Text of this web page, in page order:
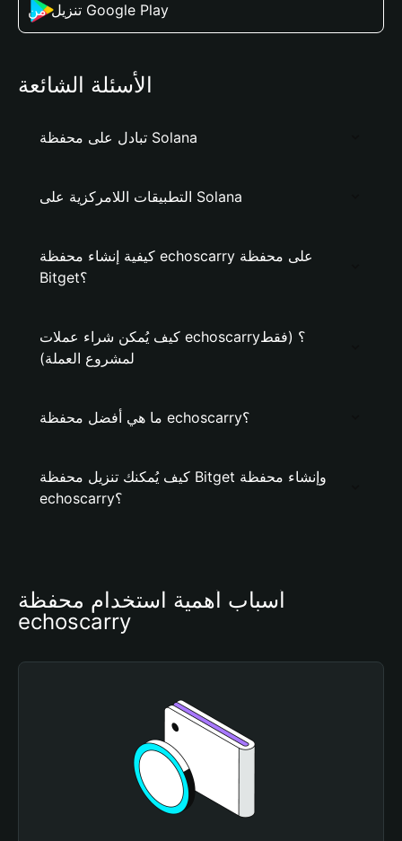
تنزيل من Google Play
الأسئلة الشائعة
تبادل على محفظة Solana
التطبيقات اللامركزية على Solana
كيفية إنشاء محفظة echoscarry على محفظة
Bitget؟
كيف يُمكن شراء عملات echoscarry؟ (فقط
لمشروع العملة)
ما هي أفضل محفظة echoscarry؟
كيف يُمكنك تنزيل محفظة Bitget وإنشاء محفظة
echoscarry؟
أسباب أهمية استخدام محفظة
echoscarry